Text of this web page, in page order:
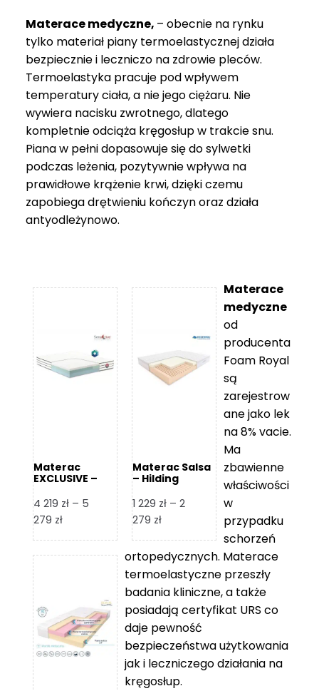
Materace medyczne, – obecnie na rynku
tylko materiał piany termoelastycznej działa
bezpiecznie i leczniczo na zdrowie pleców.
Termoelastyka pracuje pod wpływem
temperatury ciała, a nie jego ciężaru. Nie
wywiera nacisku zwrotnego, dlatego
kompletnie odciąża kręgosłup w trakcie snu.
Piana w pełni dopasowuje się do sylwetki
podczas leżenia, pozytywnie wpływa na
prawidłowe krążenie krwi, dzięki czemu
zapobiega drętwieniu kończyn oraz działa
antyodleżynowo.
Materac
EXCLUSIVE –
4 219 zł – 5
279 złZakres
od
5
279 zł
Materac Salsa
– Hilding
1 229 zł – 2
279 złZakres
od
1
229 zł
2
279 zł
Materace
medyczne
od
producenta
Foam Royal
są
zarejestrow
ane jako lek
na 8% vacie.
Ma
zbawienne
właściwości
w
przypadku
schorzeń
ortopedycznych. Materace
termoelastyczne przeszły
badania kliniczne, a także
posiadają certyfikat URS co
daje pewność
bezpieczeństwa użytkowania
jak i leczniczego działania na
kręgosłup.